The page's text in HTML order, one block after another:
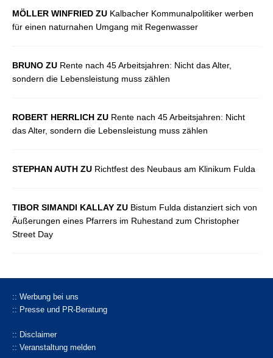
MÖLLER WINFRIED ZU Kalbacher Kommunalpolitiker werben
für einen naturnahen Umgang mit Regenwasser
BRUNO ZU Rente nach 45 Arbeitsjahren: Nicht das Alter,
sondern die Lebensleistung muss zählen
ROBERT HERRLICH ZU Rente nach 45 Arbeitsjahren: Nicht
das Alter, sondern die Lebensleistung muss zählen
STEPHAN AUTH ZU Richtfest des Neubaus am Klinikum Fulda
TIBOR SIMANDI KALLAY ZU Bistum Fulda distanziert sich von
Äußerungen eines Pfarrers im Ruhestand zum Christopher
Street Day
:: Werbung bei uns
:: Presse und PR-Beratung
:: Disclaimer
:: Veranstaltung melden